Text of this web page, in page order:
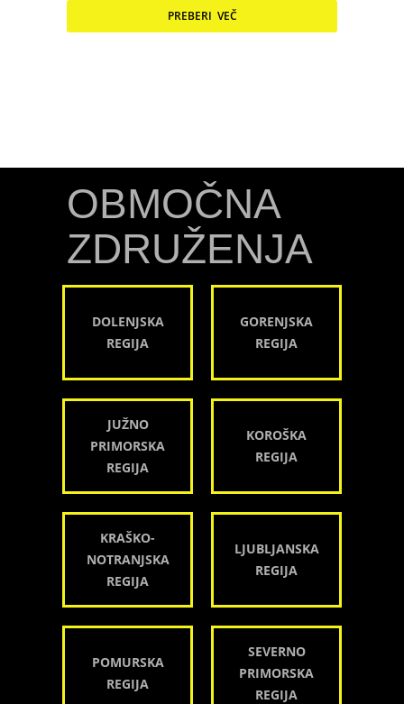
PREBERI VEČ
OBMOČNA
ZDRUŽENJA
DOLENJSKA
REGIJA
GORENJSKA
REGIJA
JUŽNO
PRIMORSKA
REGIJA
KOROŠKA
REGIJA
KRAŠKO-
NOTRANJSKA
REGIJA
LJUBLJANSKA
REGIJA
POMURSKA
REGIJA
SEVERNO
PRIMORSKA
REGIJA